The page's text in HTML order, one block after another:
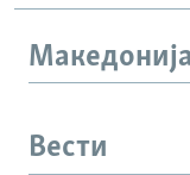
Македонија
Вести